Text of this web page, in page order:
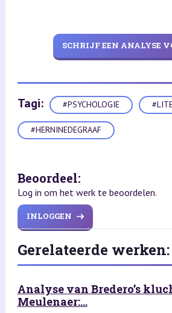
SCHRIJF EEN ANALYSE
Tagi: #PSYCHOLOGIE
#HERNINEDEGRAAF
Beoordeel:
Log in om het werk te beoordelen.
INLOGGEN
Gerelateerde werken:
Analyse van Bredero’s
Meulenaer:...